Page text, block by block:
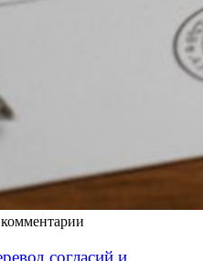
согласий и